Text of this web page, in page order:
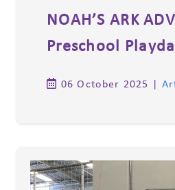
NOAH’S ARK
Preschool
06 October 2025